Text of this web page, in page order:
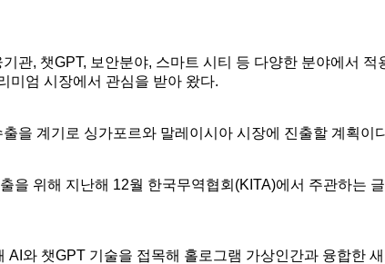
관, 챗GPT, 보안분야, 스마트 시티 등 다양한 분야에서
미엄 시장에서 관심을 받아 왔다.
을 계기로 싱가포르와 말레이시아 시장에 진출할 계획이
을 위해 지난해 12월 한국무역협회(KITA)에서 주관하는
AI와 챗GPT 기술을 접목해 홀로그램 가상인간과 융합한